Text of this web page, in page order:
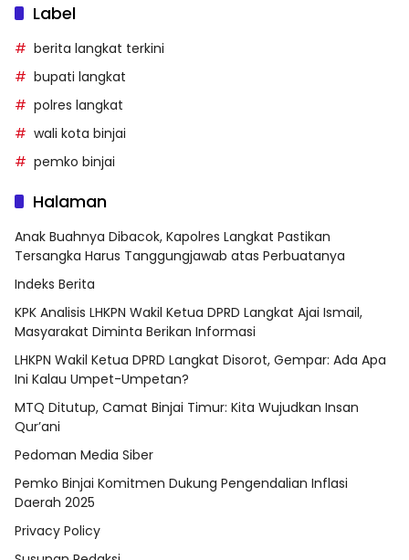
Label
berita langkat terkini
bupati langkat
polres langkat
wali kota binjai
pemko binjai
Halaman
Anak Buahnya Dibacok, Kapolres Langkat Pastikan
Tersangka Harus Tanggungjawab atas Perbuatanya
Indeks Berita
KPK Analisis LHKPN Wakil Ketua DPRD Langkat Ajai Ismail,
Masyarakat Diminta Berikan Informasi
LHKPN Wakil Ketua DPRD Langkat Disorot, Gempar: Ada Apa
Ini Kalau Umpet-Umpetan?
MTQ Ditutup, Camat Binjai Timur: Kita Wujudkan Insan
Qur’ani
Pedoman Media Siber
Pemko Binjai Komitmen Dukung Pengendalian Inflasi
Daerah 2025
Privacy Policy